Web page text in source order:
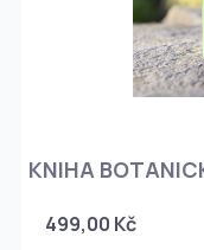
KNIHA
499,00 Kč